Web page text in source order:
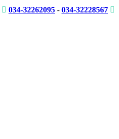
034-32262095 - 034-32228567